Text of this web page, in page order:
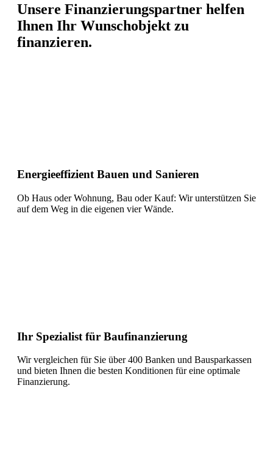
Unsere Finanzierungspartner helfen
Ihnen Ihr Wunschobjekt zu
finanzieren.
Energieeffizient Bauen und Sanieren
Ob Haus oder Wohnung, Bau oder Kauf: Wir unterstützen Sie
auf dem Weg in die eigenen vier Wände.
Ihr Spezialist für Baufinanzierung
Wir vergleichen für Sie über 400 Banken und Bausparkassen
und bieten Ihnen die besten Konditionen für eine optimale
Finanzierung.